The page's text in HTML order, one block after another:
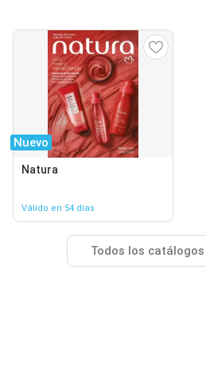
Nuevo
Natura
Válido en 54 días
Todos los catálogos